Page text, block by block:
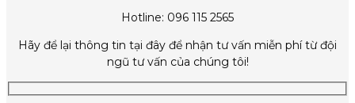
Hotline: 096 115 2565
Hãy để lại thông tin tại đây để nhận tư vấn miễn phí từ đội
ngũ tư vấn của chúng tôi!